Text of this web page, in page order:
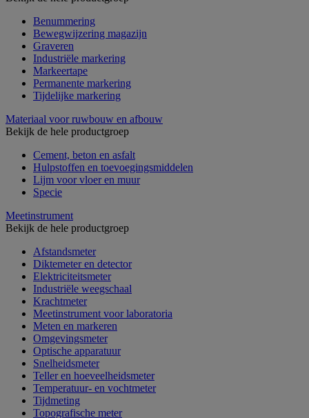
Benummering
Bewegwijzering magazijn
Graveren
Industriële markering
Markeertape
Permanente markering
Tijdelijke markering
Materiaal voor ruwbouw en afbouw
Bekijk de hele productgroep
Cement, beton en asfalt
Hulpstoffen en toevoegingsmiddelen
Lijm voor vloer en muur
Specie
Meetinstrument
Bekijk de hele productgroep
Afstandsmeter
Diktemeter en detector
Elektriciteitsmeter
Industriële weegschaal
Krachtmeter
Meetinstrument voor laboratoria
Meten en markeren
Omgevingsmeter
Optische apparatuur
Snelheidsmeter
Teller en hoeveelheidsmeter
Temperatuur- en vochtmeter
Tijdmeting
Topografische meter